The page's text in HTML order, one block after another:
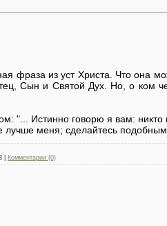
фраза из уст Христа. Что она
Сын и Святой Дух. Но, о ком
"... Истинно говорю я вам:
лучше меня; сделайтесь
Комментарии (0)